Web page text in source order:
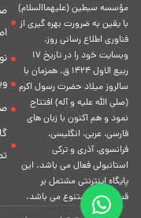
مؤسسه سبطين (عليهماالسلام)
با يقين به ضرورت بهره گیرى از
فناورى اطلاع رسانى روز،
وبسایت خود را در تاريخ 17
ربيع الاول 1424 ق. همزمان با
سالروز ميلاد حضرت رسول اكرم
(صلی الله علیه و آله) افتتاح
نمود و هم اكنون با زبان های
فارسی، عربى، انگلیسی،
فرانسوی، آذری و ترکی
استانبولی فعال مى باشد. اين
پايگاه اينترنتى مشتمل بر
قسمت هاى متنوع مى باشد.